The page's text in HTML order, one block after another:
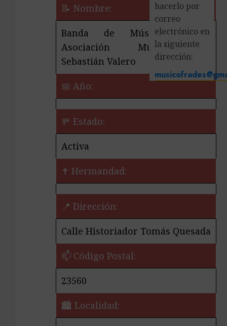
📝 Nombre:
Banda de Música de la
Asociación Músico-Cultural
Sebastián Valero
📅 Año:
🚥 Estado:
Activa
✝️ Hermandad:
📍 Dirección:
Calle Historiador Tomás Quesada
📫 Código Postal:
23560
🏙️ Localidad:
hacerlo por
correo
electrónico en
la siguiente
dirección: